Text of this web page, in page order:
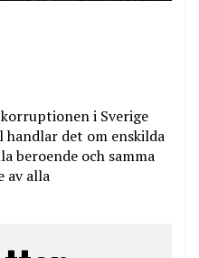
i Sverige
det om enskilda
beroende och samma
av alla